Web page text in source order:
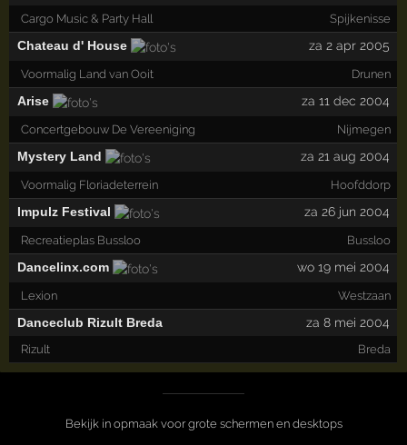
Cargo Music & Party Hall Spijkenisse
Chateau d' House za 2 apr 2005
Voormalig Land van Ooit Drunen
Arise za 11 dec 2004
Concertgebouw De Vereeniging Nijmegen
Mystery Land za 21 aug 2004
Voormalig Floriadeterrein Hoofddorp
Impulz Festival za 26 jun 2004
Recreatieplas Bussloo Bussloo
Dancelinx.com wo 19 mei 2004
Lexion Westzaan
Danceclub Rizult Breda za 8 mei 2004
Rizult Breda
Bekijk in opmaak voor grote schermen en desktops